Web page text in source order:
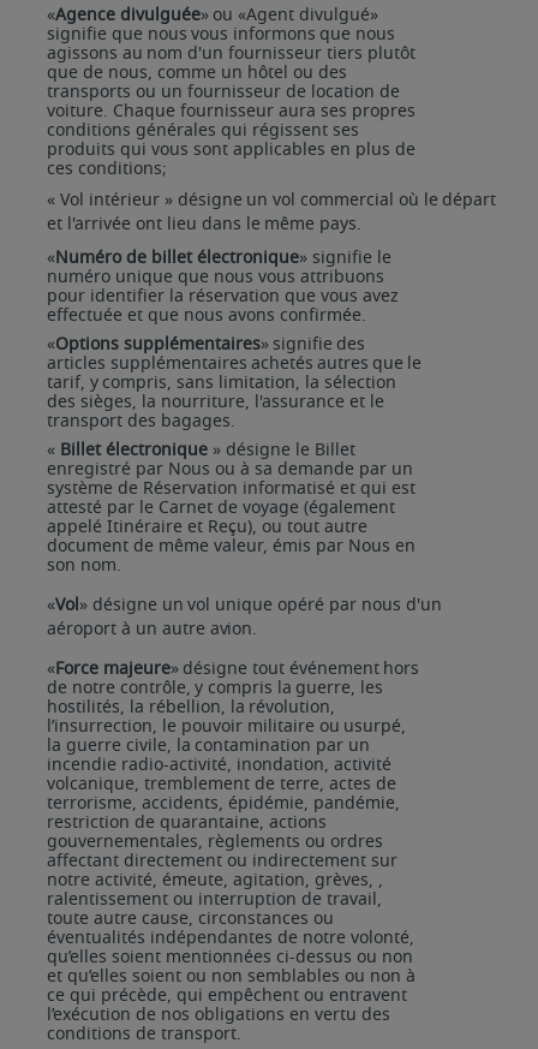
«Agence divulguée»ou «Agent divulgué»
signifie que nousvous informons que nous
agissons au nom d'un fournisseur tiers plutôt
que de nous, comme un hôtel ou des
transports ou un fournisseur de location de
voiture. Chaque fournisseur aura ses propres
conditions générales qui régissent ses
produits qui vous sont applicables en plus de
ces conditions;
«Vol intérieur » désigne un vol commercial où le départ
et l'arrivée ont lieu dans le même pays.
«Numéro de billet électronique» signifie le
numéro unique que nous vous attribuons
pour identifier la réservation que vous avez
effectuée et que nous avons confirmée.
«Optionssupplémentaires» signifie des
articles supplémentairesachetésautres que le
tarif, y compris, sans limitation, la sélection
des sièges, la nourriture, l'assurance et le
transport des bagages.
« Billet électronique » désigne le Billet
enregistré par Nous ou à sa demande par un
système de Réservation informatisé et qui est
attesté par le Carnet de voyage (également
appelé Itinéraire et Reçu), ou tout autre
document de même valeur, émis par Nous en
son nom.
«Vol» désigne un vol unique opéré par nous d'un
aéroport à un autre avion.
«Force majeure»désigne tout événement hors
de notre contrôle, y compris la guerre, les
hostilités, la rébellion, la révolution,
l’insurrection, le pouvoir militaire ou usurpé,
la guerre civile, la contamination par un
incendie radio-activité, inondation, activité
volcanique, tremblement de terre, actes de
terrorisme, accidents, épidémie, pandémie,
restriction de quarantaine, actions
gouvernementales, règlements ou ordres
affectant directement ou indirectement sur
notre activité, émeute, agitation, grèves, ,
ralentissement ou interruption de travail,
toute autre cause, circonstances ou
éventualités indépendantes de notre volonté,
qu’elles soient mentionnées ci-dessus ou non
et qu’elles soient ou non semblables ou non à
ce qui précède, qui empêchent ou entravent
l’exécution de nos obligations en vertu des
conditions de transport.